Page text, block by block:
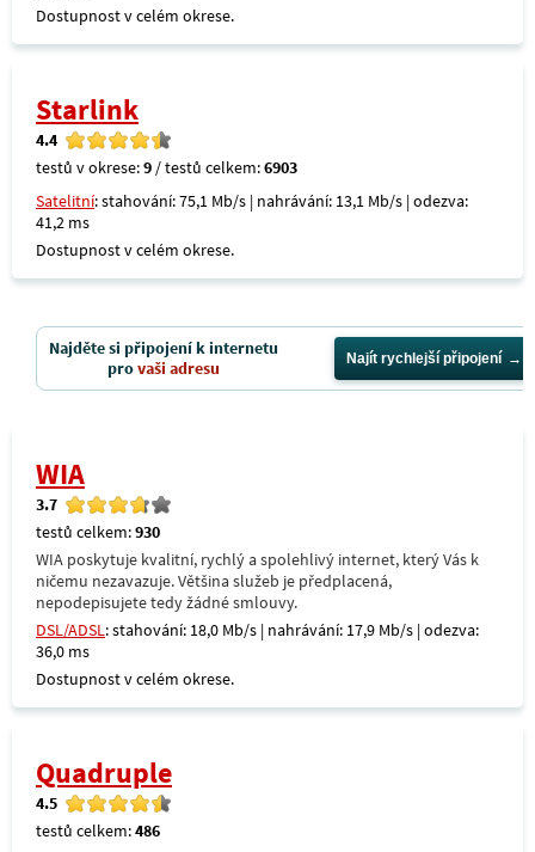
Dostupnost v celém okrese.
Starlink
4.4
testů v okrese:9 / testů celkem:6903
Satelitní: stahování: 75,1 Mb/s | nahrávání: 13,1 Mb/s | odezva:
41,2 ms
Dostupnost v celém okrese.
Najděte si připojení k internetu
provaši adresu Najít rychlejší připojení
WIA
3.7
testů celkem:930
WIA poskytuje kvalitní, rychlý a spolehlivý internet, který Vás k
ničemu nezavazuje. Většina služeb je předplacená,
nepodepisujete tedy žádné smlouvy.
DSL/ADSL: stahování: 18,0 Mb/s | nahrávání: 17,9 Mb/s | odezva:
36,0 ms
Dostupnost v celém okrese.
Quadruple
4.5
testů celkem:486